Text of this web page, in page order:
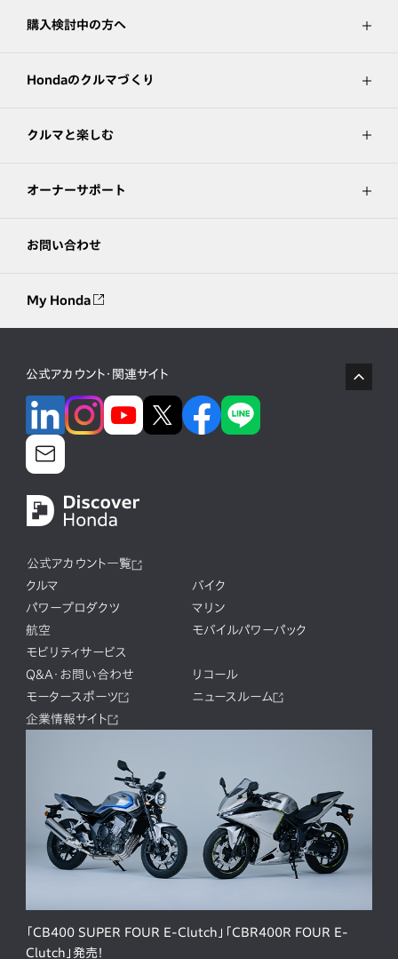
購入検討中の方へ
Hondaのクルマづくり
クルマと楽しむ
オーナーサポート
お問い合わせ
My Honda
公式アカウント・関連サイト
公式アカウント一覧
クルマ
バイク
パワープロダクツ
マリン
航空
モバイルパワーパック
モビリティサービス
Q&A・お問い合わせ
リコール
モータースポーツ
ニュースルーム
企業情報サイト
「CB400 SUPER FOUR E-Clutch」「CBR400R FOUR E-
Clutch」発売！